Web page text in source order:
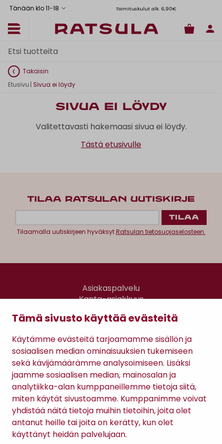
Tämä sivusto käyttää evästeitä
Käytämme evästeitä tarjoamamme sisällön ja
sosiaalisen median ominaisuuksien tukemiseen
sekä kävijämäärämme analysoimiseen. Lisäksi
jaamme sosiaalisen median, mainosalan ja
analytiikka-alan kumppaneillemme tietoja siitä,
miten käytät sivustoamme. Kumppanimme voivat
yhdistää näitä tietoja muihin tietoihin, joita olet
antanut heille tai joita on kerätty, kun olet
käyttänyt heidän palvelujaan.
Tänään klo 11-18 Toimituskulut alk. 6,90€
Takaisin
Etusivu | Sivua ei löydy
Sivua ei löydy
Valitettavasti hakemaasi sivua ei löydy.
Tästä etusivulle
TILAA RATSULAN UUTISKIRJE
Tilaamalla uutiskirjeen hyväksytRatsulan tietosuojaselosteen.
Asiakaspalvelu
Kanta-asiakkuus
Gomee Ratsula Café
Sopimusehdot
Tietosuojaseloste
Maksutavat